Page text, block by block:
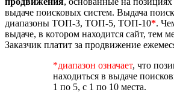
выдаче поисковых систем. Выдача
диапазоны ТОП-3, ТОП-5, ТОП-10*.
выдаче, в котором находится сайт, тем
Заказчик платит за продвижение
*диапазон означает, что
находиться в выдаче
1 по 5, с 1 по 10 места.